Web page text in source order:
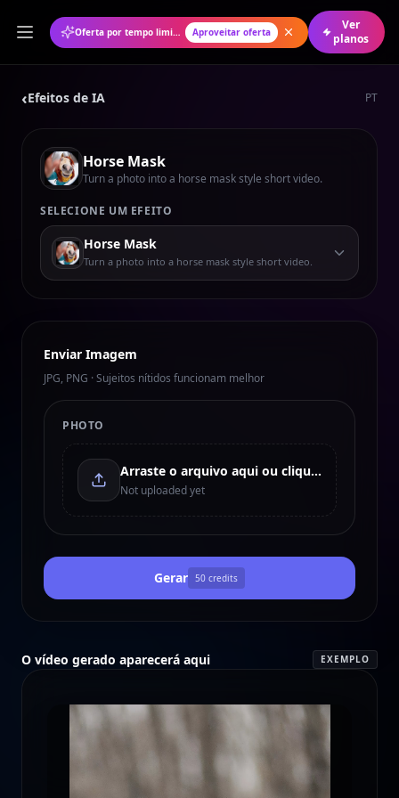
Oferta por tempo limitado: 50% de desconto no plano anual Aproveitar oferta
Ver
planos
‹Efeitos de IA PT
Horse Mask
Turn a photo into a horse mask style short video.
SELECIONE UM EFEITO
Horse Mask
Turn a photo into a horse mask style short video.
Enviar Imagem
JPG, PNG · Sujeitos nítidos funcionam melhor
PHOTO
Arraste o arquivo aqui ou clique para enviar
Not uploaded yet
Gerar 50 credits
O vídeo gerado aparecerá aqui EXEMPLO